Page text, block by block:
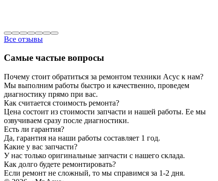
Все отзывы
Самые частые вопросы
Почему стоит обратиться за ремонтом техники Асус к нам?
Мы выполним работы быстро и качественно, проведем
диагностику прямо при вас.
Как считается стоимость ремонта?
Цена состоит из стоимости запчасти и нашей работы. Ее мы
озвучиваем сразу после диагностики.
Есть ли гарантия?
Да, гарантия на наши работы составляет 1 год.
Какие у вас запчасти?
У нас только оригинальные запчасти с нашего склада.
Как долго будете ремонтировать?
Если ремонт не сложный, то мы справимся за 1-2 дня.